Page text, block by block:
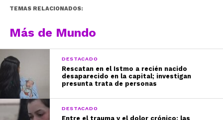
TEMAS RELACIONADOS:
Más de Mundo
DESTACADO
Rescatan en el Istmo a recién nacido
desaparecido en la capital; investigan
presunta trata de personas
DESTACADO
Entre el trauma y el dolor crónico: las